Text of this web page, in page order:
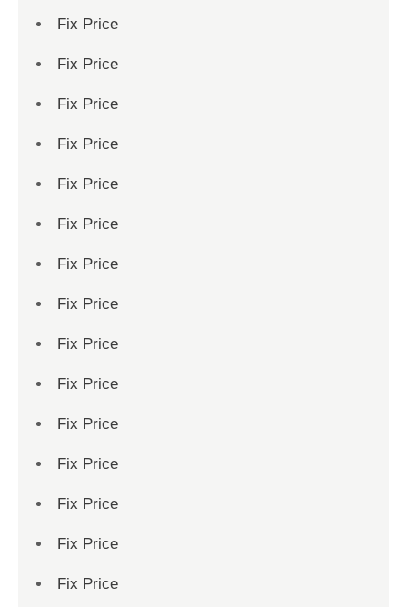
Fix Price
Fix Price
Fix Price
Fix Price
Fix Price
Fix Price
Fix Price
Fix Price
Fix Price
Fix Price
Fix Price
Fix Price
Fix Price
Fix Price
Fix Price